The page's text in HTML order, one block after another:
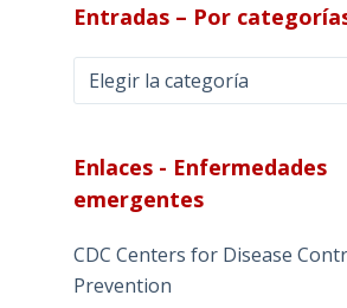
Entradas – Por
Entradas
–
categorías
Enlaces - Enfermedades
emergentes
CDC Centers for Disease
Prevention